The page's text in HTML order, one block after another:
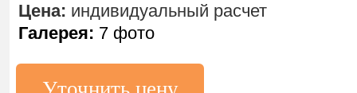
Цена: индивидуальный расчет
Галерея: 7 фото